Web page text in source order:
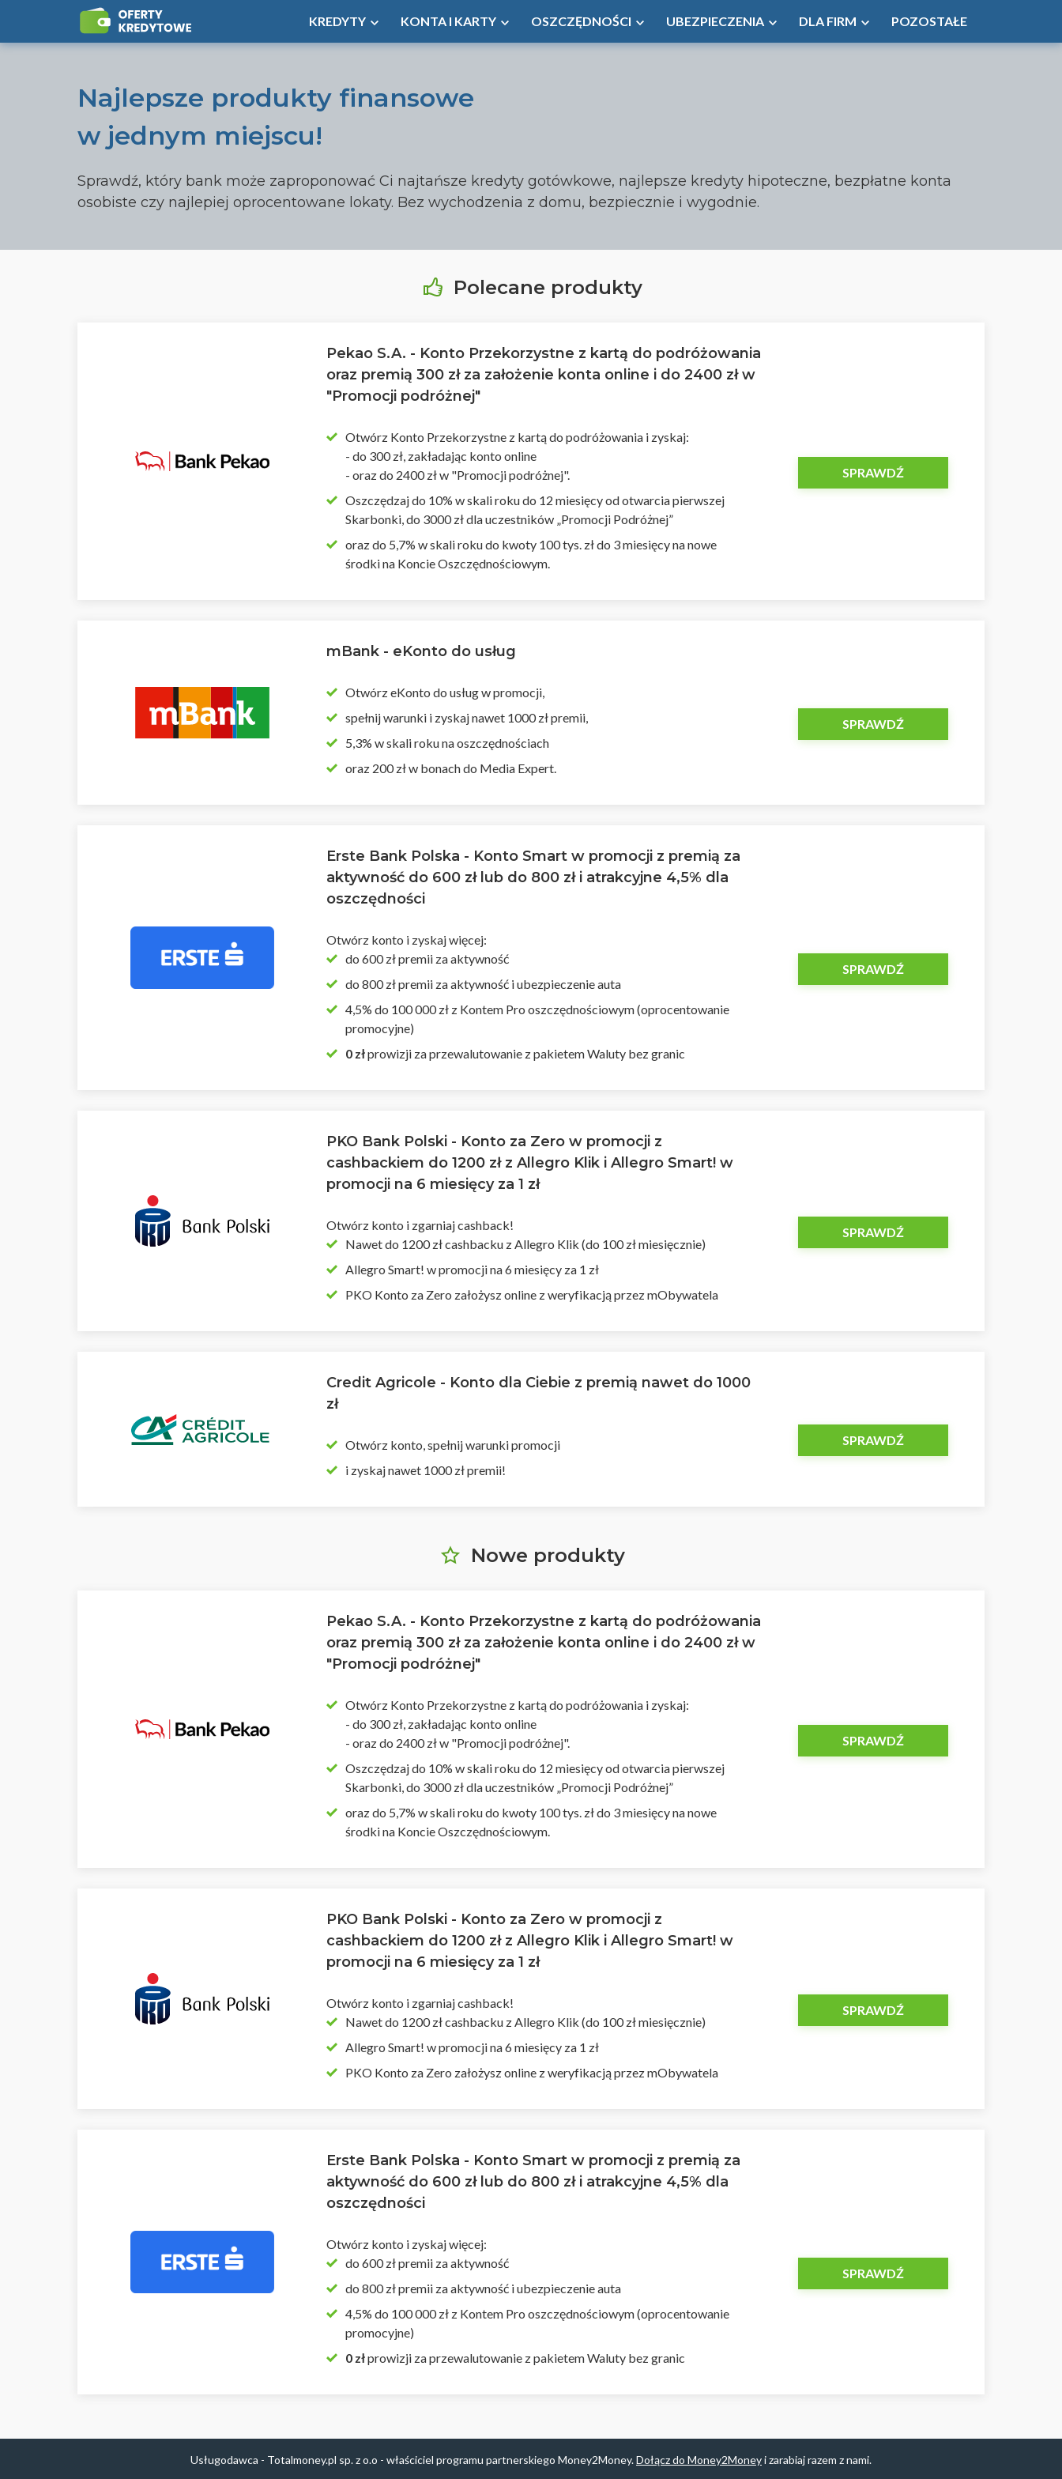
KREDYTY KONTA I KARTY OSZCZĘDNOŚCI UBEZPIECZENIA DLA FIRM POZOSTAŁE
Najlepsze produkty finansowe
w jednym miejscu!
Sprawdź, który bank może zaproponować Ci najtańsze kredyty gotówkowe, najlepsze kredyty hipoteczne, bezpłatne konta
osobiste czy najlepiej oprocentowane lokaty. Bez wychodzenia z domu, bezpiecznie i wygodnie.
Polecane produkty
Pekao S.A. - Konto Przekorzystne z kartą do podróżowania
oraz premią 300 zł za założenie konta online i do 2400 zł w
"Promocji podróżnej"
Otwórz Konto Przekorzystne z kartą do podróżowania i zyskaj:
- do 300 zł, zakładając konto online
- oraz do 2400 zł w "Promocji podróżnej".
Oszczędzaj do 10% w skali roku do 12 miesięcy od otwarcia pierwszej
Skarbonki, do 3000 zł dla uczestników „Promocji Podróżnej”
oraz do 5,7% w skali roku do kwoty 100 tys. zł do 3 miesięcy na nowe
środki na Koncie Oszczędnościowym.
SPRAWDŹ
mBank - eKonto do usług
Otwórz eKonto do usług w promocji,
spełnij warunki i zyskaj nawet 1000 zł premii,
5,3% w skali roku na oszczędnościach
oraz 200 zł w bonach do Media Expert.
SPRAWDŹ
Erste Bank Polska - Konto Smart w promocji z premią za
aktywność do 600 zł lub do 800 zł i atrakcyjne 4,5% dla
oszczędności
Otwórz konto i zyskaj więcej:
do 600 zł premii za aktywność
do 800 zł premii za aktywność i ubezpieczenie auta
4,5% do 100 000 zł z Kontem Pro oszczędnościowym (oprocentowanie
promocyjne)
0 złprowizji za przewalutowanie z pakietem Waluty bez granic
SPRAWDŹ
PKO Bank Polski - Konto za Zero w promocji z
cashbackiem do 1200 zł z Allegro Klik i Allegro Smart! w
promocji na 6 miesięcy za 1 zł
Otwórz konto i zgarniaj cashback!
Nawet do 1200 zł cashbacku z Allegro Klik (do 100 zł miesięcznie)
Allegro Smart! w promocji na 6 miesięcy za 1 zł
PKO Konto za Zero założysz online z weryfikacją przez mObywatela
SPRAWDŹ
Credit Agricole - Konto dla Ciebie z premią nawet do 1000
zł
Otwórz konto, spełnij warunki promocji
i zyskaj nawet 1000 zł premii!
SPRAWDŹ
Nowe produkty
Pekao S.A. - Konto Przekorzystne z kartą do podróżowania
oraz premią 300 zł za założenie konta online i do 2400 zł w
"Promocji podróżnej"
Otwórz Konto Przekorzystne z kartą do podróżowania i zyskaj:
- do 300 zł, zakładając konto online
- oraz do 2400 zł w "Promocji podróżnej".
Oszczędzaj do 10% w skali roku do 12 miesięcy od otwarcia pierwszej
Skarbonki, do 3000 zł dla uczestników „Promocji Podróżnej”
oraz do 5,7% w skali roku do kwoty 100 tys. zł do 3 miesięcy na nowe
środki na Koncie Oszczędnościowym.
SPRAWDŹ
PKO Bank Polski - Konto za Zero w promocji z
cashbackiem do 1200 zł z Allegro Klik i Allegro Smart! w
promocji na 6 miesięcy za 1 zł
Otwórz konto i zgarniaj cashback!
Nawet do 1200 zł cashbacku z Allegro Klik (do 100 zł miesięcznie)
Allegro Smart! w promocji na 6 miesięcy za 1 zł
PKO Konto za Zero założysz online z weryfikacją przez mObywatela
SPRAWDŹ
Erste Bank Polska - Konto Smart w promocji z premią za
aktywność do 600 zł lub do 800 zł i atrakcyjne 4,5% dla
oszczędności
Otwórz konto i zyskaj więcej:
do 600 zł premii za aktywność
do 800 zł premii za aktywność i ubezpieczenie auta
4,5% do 100 000 zł z Kontem Pro oszczędnościowym (oprocentowanie
promocyjne)
0 złprowizji za przewalutowanie z pakietem Waluty bez granic
SPRAWDŹ
Usługodawca - Totalmoney.pl sp. z o.o - właściciel programu partnerskiego Money2Money.Dołącz do Money2Moneyi zarabiaj razem z nami.